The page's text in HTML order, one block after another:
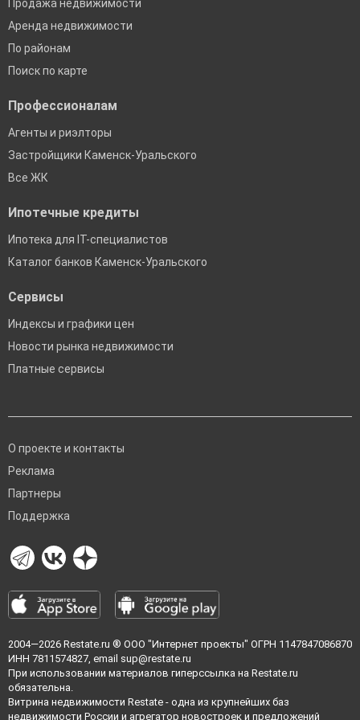
Продажа недвижимости
Аренда недвижимости
По районам
Поиск по карте
Профессионалам
Агенты и риэлторы
Застройщики Каменск-Уральского
Все ЖК
Ипотечные кредиты
Ипотека для IT-специалистов
Каталог банков Каменск-Уральского
Сервисы
Индексы и графики цен
Новости рынка недвижимости
Платные сервисы
О проекте и контакты
Реклама
Партнеры
Поддержка
2004—2026 Restate.ru ® ООО "Интернет проекты" ОГРН 1147847086870
ИНН 7811574827, email sup@restate.ru
При использовании материалов гиперссылка на Restate.ru
обязательна.
Витрина недвижимости Restate - одна из крупнейших баз
недвижимости России и агрегатор новостроек и предложений